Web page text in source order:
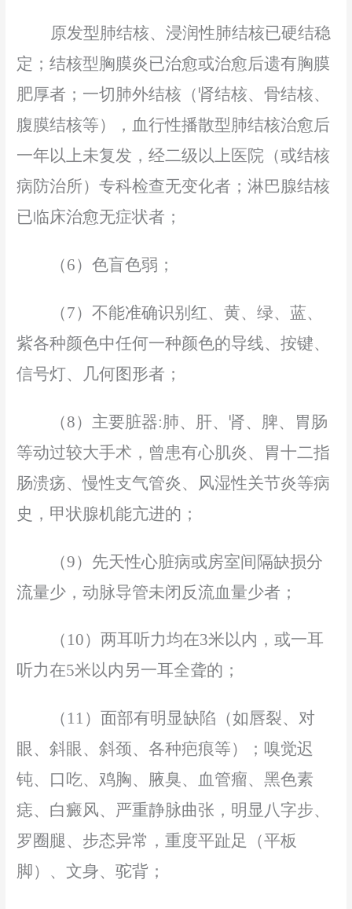
原发型肺结核、浸润性肺结核已硬结稳
定；结核型胸膜炎已治愈或治愈后遗有胸膜
肥厚者；一切肺外结核（肾结核、骨结核、
腹膜结核等），血行性播散型肺结核治愈后
一年以上未复发，经二级以上医院（或结核
病防治所）专科检查无变化者；淋巴腺结核
已临床治愈无症状者；
（6）色盲色弱；
（7）不能准确识别红、黄、绿、蓝、
紫各种颜色中任何一种颜色的导线、按键、
信号灯、几何图形者；
（8）主要脏器:肺、肝、肾、脾、胃肠
等动过较大手术，曾患有心肌炎、胃十二指
肠溃疡、慢性支气管炎、风湿性关节炎等病
史，甲状腺机能亢进的；
（9）先天性心脏病或房室间隔缺损分
流量少，动脉导管未闭反流血量少者；
（ 10）两耳听力均在3米以内，或一耳
听力在5米以内另一耳全聋的；
（ 11 ）面部有明显缺陷（如唇裂、对
眼、斜眼、斜颈、各种疤痕等）；嗅觉迟
钝、口吃、鸡胸、腋臭、血管瘤、黑色素
痣、白癜风、严重静脉曲张 ， 明显八字步、
罗圈腿、步态异常 ，重度平趾足（平板
脚）、文身、驼背；